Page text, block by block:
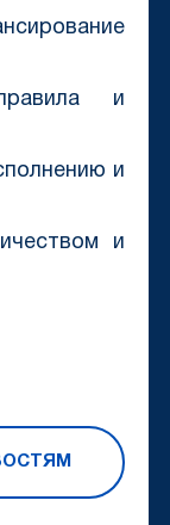
и
и
и